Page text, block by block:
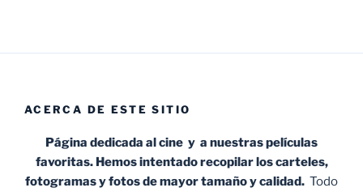
ACERCA DE ESTE SITIO
Página dedicada al cine y a nuestras películas
favoritas. Hemos intentado recopilar los carteles,
fotogramas y fotos de mayor tamaño y calidad. Todo